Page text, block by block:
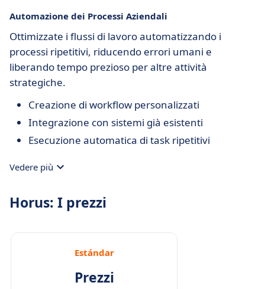
Automazione dei Processi Aziendali
Ottimizzate i flussi di lavoro automatizzando i
processi ripetitivi, riducendo errori umani e
liberando tempo prezioso per altre attività
strategiche.
Creazione di workflow personalizzati
Integrazione con sistemi già esistenti
Esecuzione automatica di task ripetitivi
Vedere più
Horus: I prezzi
Estándar
Prezzi